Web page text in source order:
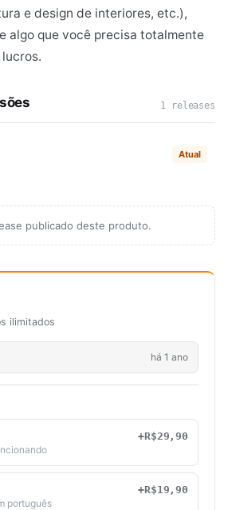
e design de interiores, etc.),
algo que você precisa totalmente
1 releases
Atual
publicado deste produto.
ilimitados
há 1 ano
+R$29,90
+R$19,90
português